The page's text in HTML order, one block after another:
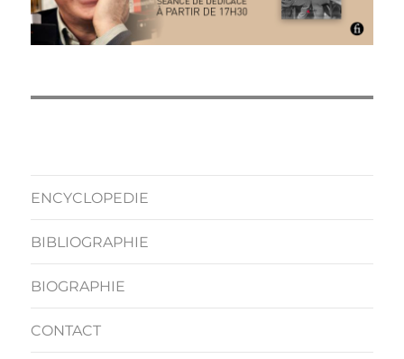
ENCYCLOPEDIE
BIBLIOGRAPHIE
BIOGRAPHIE
CONTACT